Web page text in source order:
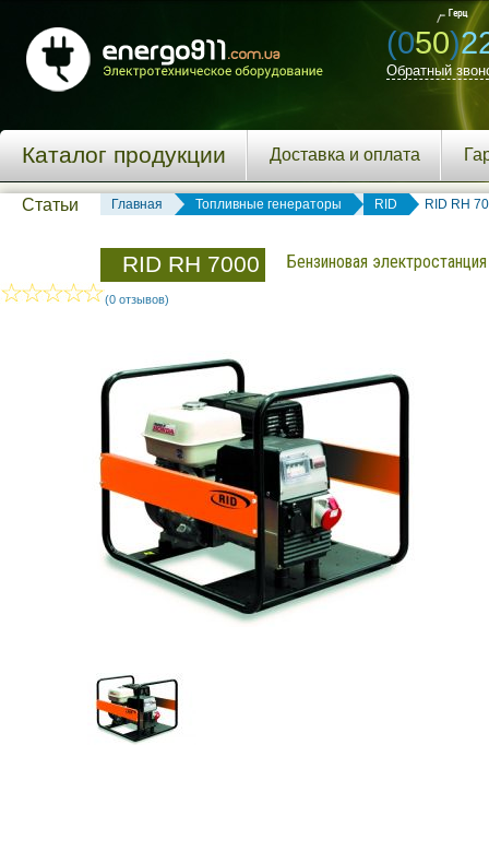
(050)
Обратный
Каталог продукции Доставка и оплата
Статьи Главная Топливные генераторы RID RID RH
RID RH 7000 Бензиновая
(0 отзывов)